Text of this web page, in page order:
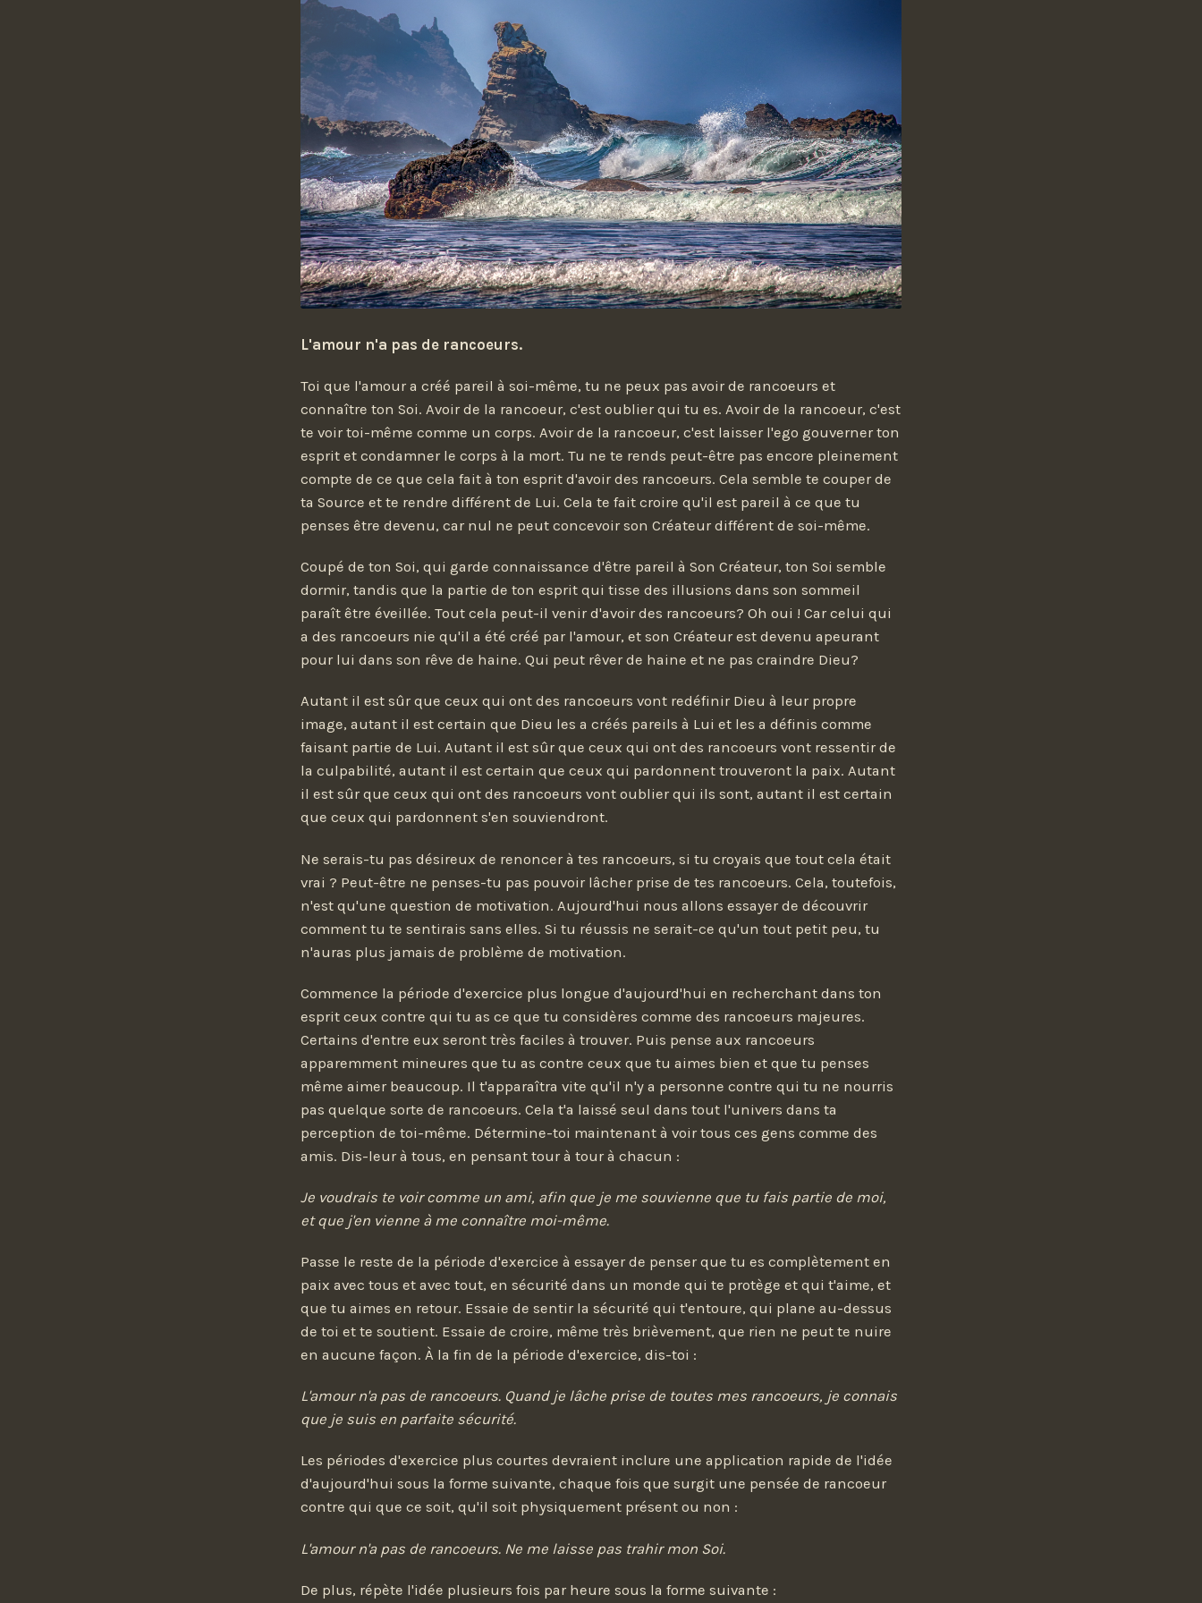
L'amour n'a pas de rancoeurs.
Toi que l'amour a créé pareil à soi-même, tu ne peux pas avoir de rancoeurs et
connaître ton Soi. Avoir de la rancoeur, c'est oublier qui tu es. Avoir de la rancoeur, c'est
te voir toi-même comme un corps. Avoir de la rancoeur, c'est laisser l'ego gouverner ton
esprit et condamner le corps à la mort. Tu ne te rends peut-être pas encore pleinement
compte de ce que cela fait à ton esprit d'avoir des rancoeurs. Cela semble te couper de
ta Source et te rendre différent de Lui. Cela te fait croire qu'il est pareil à ce que tu
penses être devenu, car nul ne peut concevoir son Créateur différent de soi-même.
Coupé de ton Soi, qui garde connaissance d'être pareil à Son Créateur, ton Soi semble
dormir, tandis que la partie de ton esprit qui tisse des illusions dans son sommeil
paraît être éveillée. Tout cela peut-il venir d'avoir des rancoeurs? Oh oui ! Car celui qui
a des rancoeurs nie qu'il a été créé par l'amour, et son Créateur est devenu apeurant
pour lui dans son rêve de haine. Qui peut rêver de haine et ne pas craindre Dieu?
Autant il est sûr que ceux qui ont des rancoeurs vont redéfinir Dieu à leur propre
image, autant il est certain que Dieu les a créés pareils à Lui et les a définis comme
faisant partie de Lui. Autant il est sûr que ceux qui ont des rancoeurs vont ressentir de
la culpabilité, autant il est certain que ceux qui pardonnent trouveront la paix. Autant
il est sûr que ceux qui ont des rancoeurs vont oublier qui ils sont, autant il est certain
que ceux qui pardonnent s'en souviendront.
Ne serais-tu pas désireux de renoncer à tes rancoeurs, si tu croyais que tout cela était
vrai ? Peut-être ne penses-tu pas pouvoir lâcher prise de tes rancoeurs. Cela, toutefois,
n'est qu'une question de motivation. Aujourd'hui nous allons essayer de découvrir
comment tu te sentirais sans elles. Si tu réussis ne serait-ce qu'un tout petit peu, tu
n'auras plus jamais de problème de motivation.
Commence la période d'exercice plus longue d'aujourd'hui en recherchant dans ton
esprit ceux contre qui tu as ce que tu considères comme des rancoeurs majeures.
Certains d'entre eux seront très faciles à trouver. Puis pense aux rancoeurs
apparemment mineures que tu as contre ceux que tu aimes bien et que tu penses
même aimer beaucoup. Il t'apparaîtra vite qu'il n'y a personne contre qui tu ne nourris
pas quelque sorte de rancoeurs. Cela t'a laissé seul dans tout l'univers dans ta
perception de toi-même. Détermine-toi maintenant à voir tous ces gens comme des
amis. Dis-leur à tous, en pensant tour à tour à chacun :
Je voudrais te voir comme un ami, afin que je me souvienne que tu fais partie de moi,
et que j'en vienne à me connaître moi-même.
Passe le reste de la période d'exercice à essayer de penser que tu es complètement en
paix avec tous et avec tout, en sécurité dans un monde qui te protège et qui t'aime, et
que tu aimes en retour. Essaie de sentir la sécurité qui t'entoure, qui plane au-dessus
de toi et te soutient. Essaie de croire, même très brièvement, que rien ne peut te nuire
en aucune façon. À la fin de la période d'exercice, dis-toi :
L'amour n'a pas de rancoeurs. Quand je lâche prise de toutes mes rancoeurs, je connais
que je suis en parfaite sécurité.
Les périodes d'exercice plus courtes devraient inclure une application rapide de l'idée
d'aujourd'hui sous la forme suivante, chaque fois que surgit une pensée de rancoeur
contre qui que ce soit, qu'il soit physiquement présent ou non :
L'amour n'a pas de rancoeurs. Ne me laisse pas trahir mon Soi.
De plus, répète l'idée plusieurs fois par heure sous la forme suivante :